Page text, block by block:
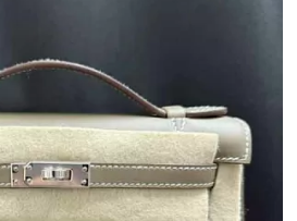
宅配買取を申し込む
無料の宅配キットをお届けします